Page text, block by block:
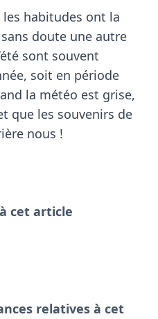
habitudes ont la
doute une autre
sont souvent
soit en période
la météo est grise,
que les souvenirs de
nous !
cet article
relatives à cet